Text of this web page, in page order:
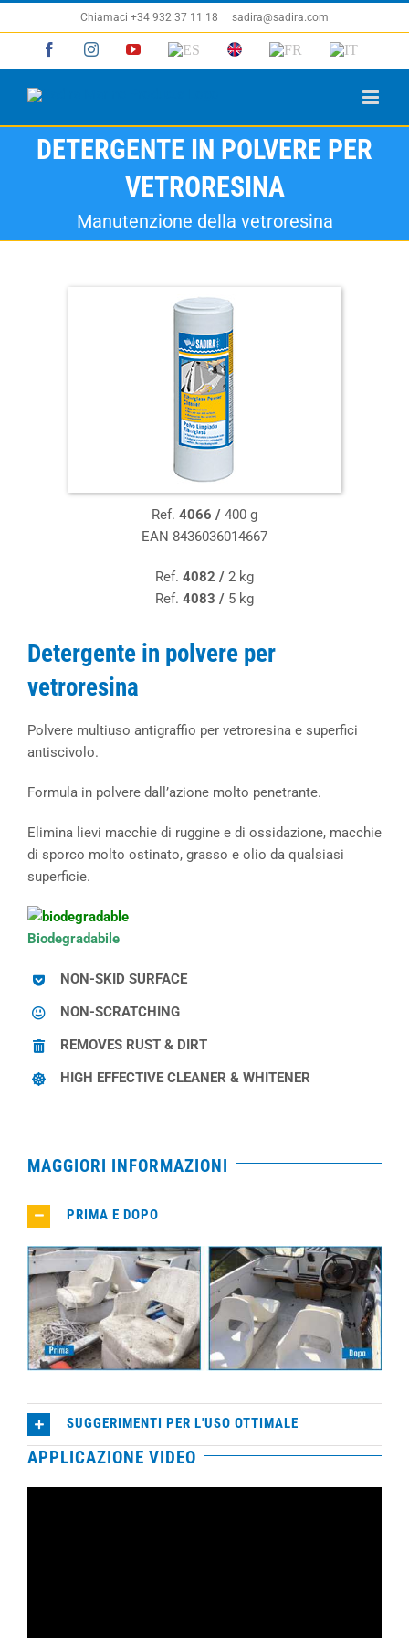
al
contenuto
Chiamaci +34 932 37 11 18 sadira@sadira.com
FacebookInstagramYouTube
ES EN FR IT
DETERGENTE IN POLVERE PER
VETRORESINA
Manutenzione della vetroresina
Ref. 4066 / 400 g
EAN 8436036014667
Ref. 4082 / 2 kg
Ref. 4083 / 5 kg
Detergente in polvere per
vetroresina
Polvere multiuso antigraffio per vetroresina e superfici
antiscivolo.
Formula in polvere dall’azione molto penetrante.
Elimina lievi macchie di ruggine e di ossidazione, macchie
di sporco molto ostinato, grasso e olio da qualsiasi
superficie.
Biodegradabile
NON-SKID SURFACE
NON-SCRATCHING
REMOVES RUST & DIRT
HIGH EFFECTIVE CLEANER & WHITENER
MAGGIORI INFORMAZIONI
PRIMA E DOPO
SUGGERIMENTI PER L'USO OTTIMALE
APPLICAZIONE VIDEO